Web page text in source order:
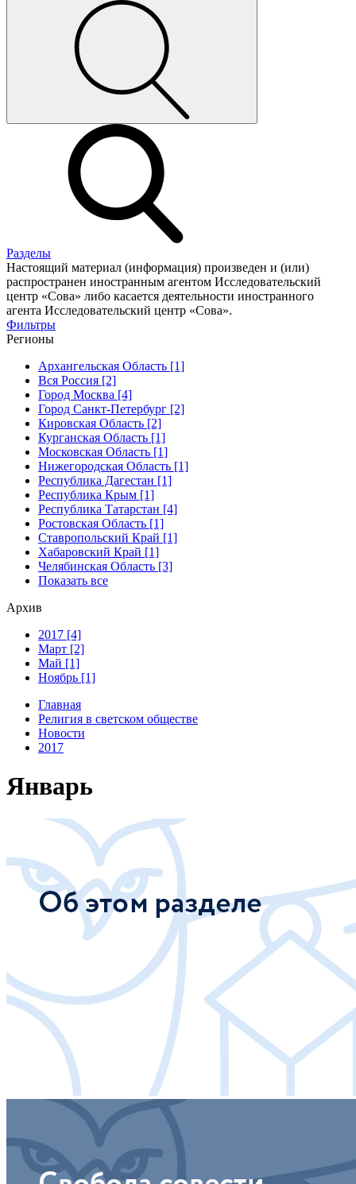
Разделы
Настоящий материал (информация) произведен и (или)
распространен иностранным агентом Исследовательский
центр «Сова» либо касается деятельности иностранного
агента Исследовательский центр «Сова».
Фильтры
Регионы
Архангельская Область [1]
Вся Россия [2]
Город Москва [4]
Город Санкт-Петербург [2]
Кировская Область [2]
Курганская Область [1]
Московская Область [1]
Нижегородская Область [1]
Республика Дагестан [1]
Республика Крым [1]
Республика Татарстан [4]
Ростовская Область [1]
Ставропольский Край [1]
Хабаровский Край [1]
Челябинская Область [3]
Показать все
Архив
2017 [4]
Март [2]
Май [1]
Ноябрь [1]
Главная
Религия в светском обществе
Новости
2017
Январь